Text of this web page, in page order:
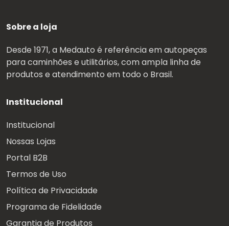
Sobre a loja
Desde 1971, a Medauto é referência em autopeças
para caminhões e utilitários, com ampla linha de
produtos e atendimento em todo o Brasil.
Institucional
Institucional
Nossas Lojas
Portal B2B
Termos de Uso
Política de Privacidade
Programa de Fidelidade
Garantia de Produtos